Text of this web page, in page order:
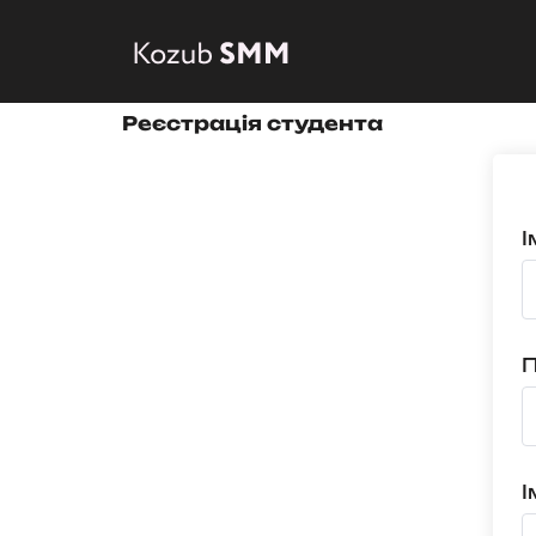
Реєстрація студента